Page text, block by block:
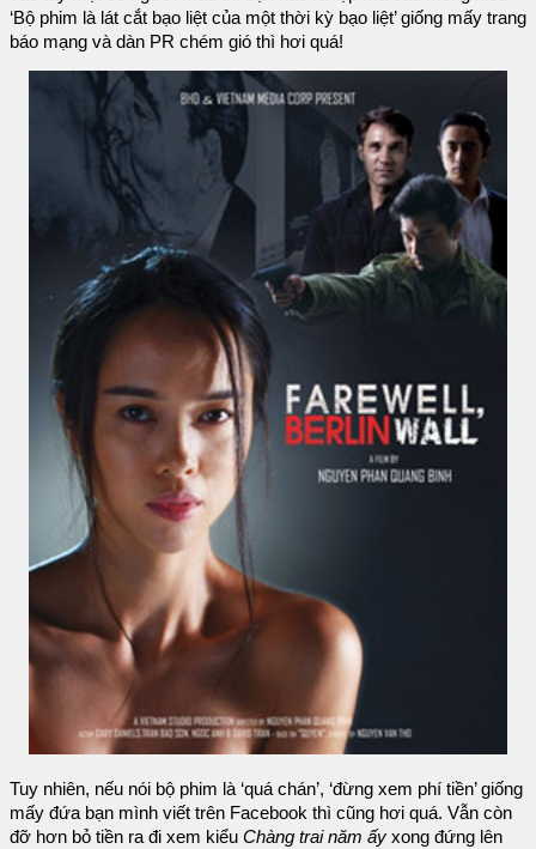
‘Bộ phim là lát cắt bạo liệt của một thời kỳ bạo liệt’ giống mấy trang
báo mạng và dàn PR chém gió thì hơi quá!
Tuy nhiên, nếu nói bộ phim là ‘quá chán’, ‘đừng xem phí tiền’ giống
mấy đứa bạn mình viết trên Facebook thì cũng hơi quá. Vẫn còn
đỡ hơn bỏ tiền ra đi xem kiểu Chàng trai năm ấy xong đứng lên